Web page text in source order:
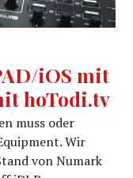
iOS mit
hoTodi.tv
muss oder
Wir
von Numark